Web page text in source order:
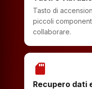
Tasto di
piccoli
collaborare.
sd_storage
Recupero dati